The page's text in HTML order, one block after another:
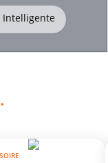
Intelligente
.